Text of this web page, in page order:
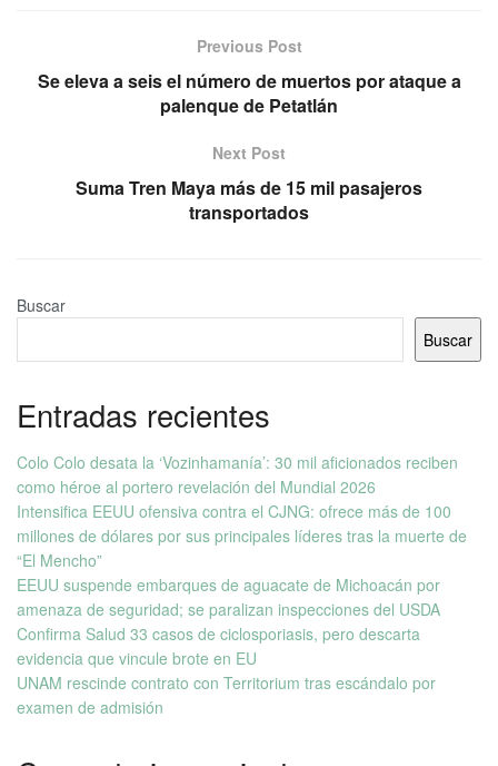
Previous Post
Se eleva a seis el número de muertos por ataque a
palenque de Petatlán
Next Post
Suma Tren Maya más de 15 mil pasajeros
transportados
Buscar
Buscar
Entradas recientes
Colo Colo desata la ‘Vozinhamanía’: 30 mil aficionados reciben
como héroe al portero revelación del Mundial 2026
Intensifica EEUU ofensiva contra el CJNG: ofrece más de 100
millones de dólares por sus principales líderes tras la muerte de
“El Mencho”
EEUU suspende embarques de aguacate de Michoacán por
amenaza de seguridad; se paralizan inspecciones del USDA
Confirma Salud 33 casos de ciclosporiasis, pero descarta
evidencia que vincule brote en EU
UNAM rescinde contrato con Territorium tras escándalo por
examen de admisión